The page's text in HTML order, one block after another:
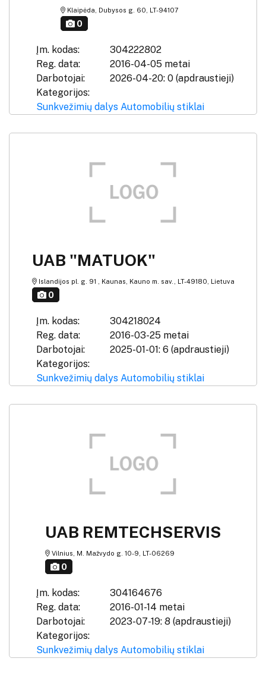
Klaipėda, Dubysos g. 60, LT-94107
0
Įm. kodas:
304222802
Reg. data:
2016-04-05 metai
Darbotojai:
2026-04-20: 0 (apdraustieji)
Kategorijos:
Sunkvežimių dalys Automobilių stiklai
UAB "MATUOK"
Islandijos pl. g. 91 , Kaunas, Kauno m. sav., LT-49180, Lietuva
0
Įm. kodas:
304218024
Reg. data:
2016-03-25 metai
Darbotojai:
2025-01-01: 6 (apdraustieji)
Kategorijos:
Sunkvežimių dalys Automobilių stiklai
UAB REMTECHSERVIS
Vilnius, M. Mažvydo g. 10-9, LT-06269
0
Įm. kodas:
304164676
Reg. data:
2016-01-14 metai
Darbotojai:
2023-07-19: 8 (apdraustieji)
Kategorijos:
Sunkvežimių dalys Automobilių stiklai